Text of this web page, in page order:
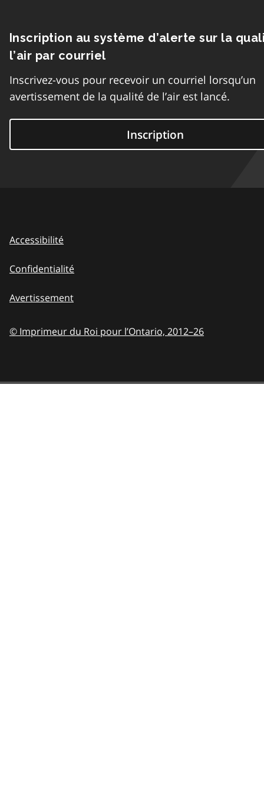
Inscription au système d’alerte sur la
l’air par courriel
Inscrivez-vous pour recevoir un courriel lorsqu’un
avertissement de la qualité de l’air est lancé.
Inscription
Accessibilité
Confidentialité
Avertissement
© Imprimeur du Roi pour l’Ontario, 2012–26